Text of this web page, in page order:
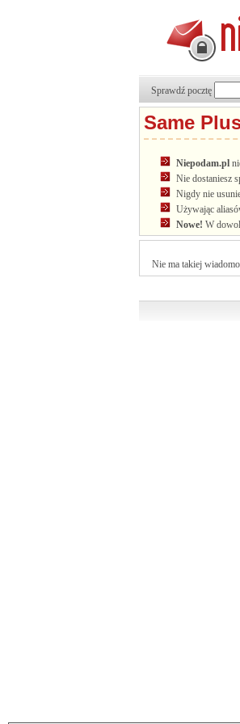
Sprawdź pocztę
Same
Niepodam.pl
Nie dostaniesz
Nigdy nie
Używając
Nowe! W
Nie ma takiej